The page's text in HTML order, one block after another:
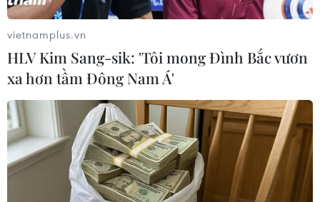
Người dân tại khu vực phường Chương Dương lo lắng khi nước
vietnamplus.vn
HLV Kim Sang-sik: 'Tôi mong Đình Bắc vươn
xa hơn tầm Đông Nam Á'